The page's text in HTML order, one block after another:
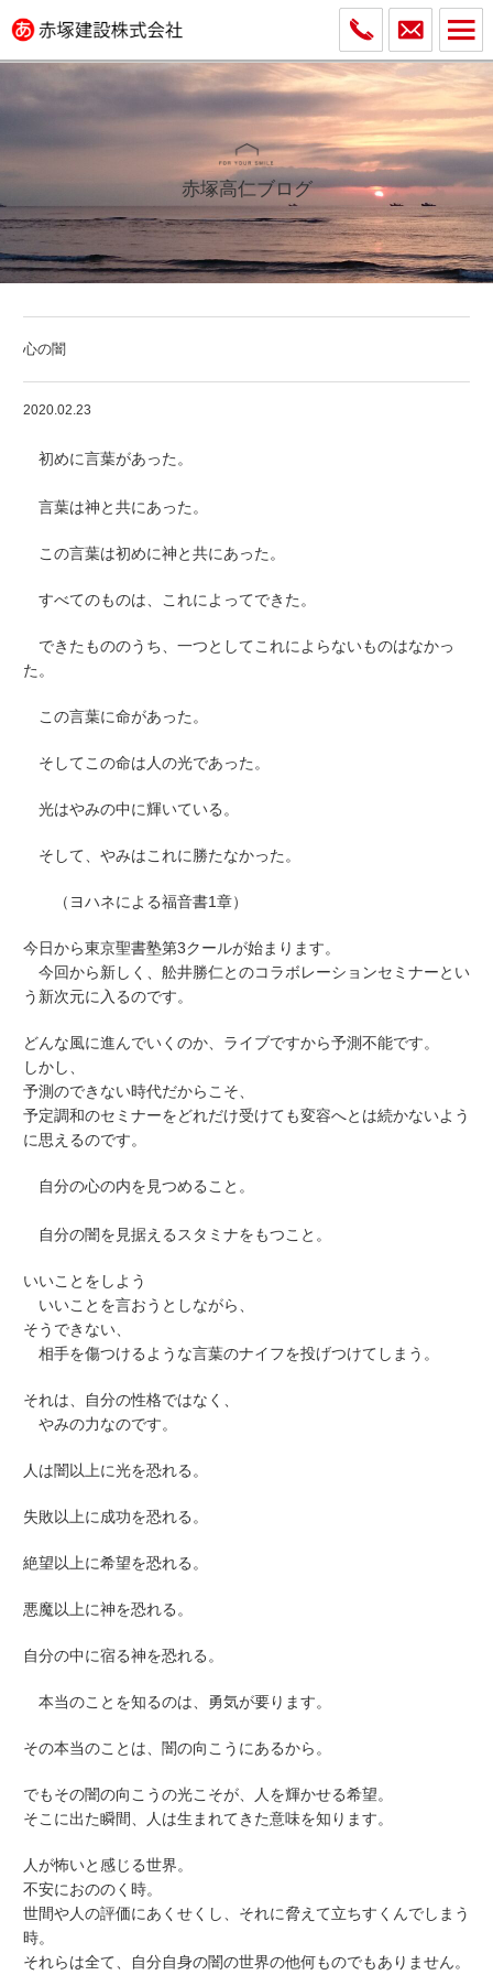
赤塚高仁ブログ
心の闇
2020.02.23
初めに言葉があった。
言葉は神と共にあった。
この言葉は初めに神と共にあった。
すべてのものは、これによってできた。
できたもののうち、一つとしてこれによらないものはなかっ
た。
この言葉に命があった。
そしてこの命は人の光であった。
光はやみの中に輝いている。
そして、やみはこれに勝たなかった。
（ヨハネによる福音書1章）
今日から東京聖書塾第3クールが始まります。
今回から新しく、舩井勝仁とのコラボレーションセミナーとい
う新次元に入るのです。
どんな風に進んでいくのか、ライブですから予測不能です。
しかし、
予測のできない時代だからこそ、
予定調和のセミナーをどれだけ受けても変容へとは続かないよう
に思えるのです。
自分の心の内を見つめること。
自分の闇を見据えるスタミナをもつこと。
いいことをしよう
いいことを言おうとしながら、
そうできない、
相手を傷つけるような言葉のナイフを投げつけてしまう。
それは、自分の性格ではなく、
やみの力なのです。
人は闇以上に光を恐れる。
失敗以上に成功を恐れる。
絶望以上に希望を恐れる。
悪魔以上に神を恐れる。
自分の中に宿る神を恐れる。
本当のことを知るのは、勇気が要ります。
その本当のことは、闇の向こうにあるから。
でもその闇の向こうの光こそが、人を輝かせる希望。
そこに出た瞬間、人は生まれてきた意味を知ります。
人が怖いと感じる世界。
不安におののく時。
世間や人の評価にあくせくし、それに脅えて立ちすくんでしまう
時。
それらは全て、自分自身の闇の世界の他何ものでもありません。